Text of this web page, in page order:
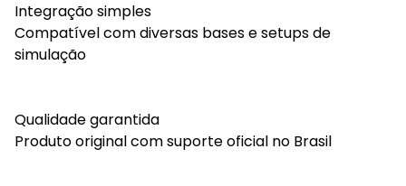
Integração simples
Compatível com diversas bases e setups de
simulação
Qualidade garantida
Produto original com suporte oficial no Brasil